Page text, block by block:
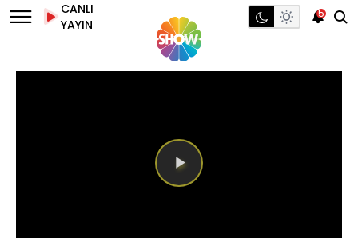
CANLI
YAYIN
5
Videoyu